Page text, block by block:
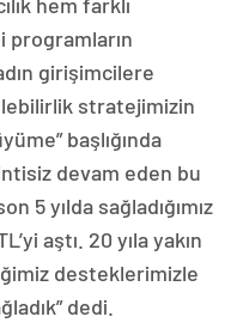
programların
girişimcilere
stratejimizin
başlığında
devam eden bu
5 yılda sağladığımız
aştı. 20 yıla yakın
desteklerimizle
dedi.